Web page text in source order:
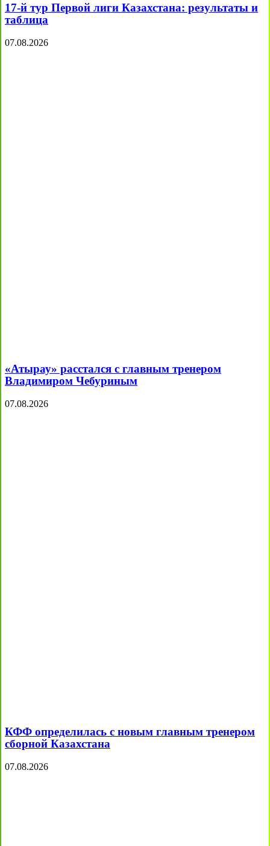
17-й тур Первой лиги Казахстана: результаты и
таблица
07.08.2026
«Атырау» расстался с главным тренером
Владимиром Чебуриным
07.08.2026
КФФ определилась с новым главным тренером
сборной Казахстана
07.08.2026